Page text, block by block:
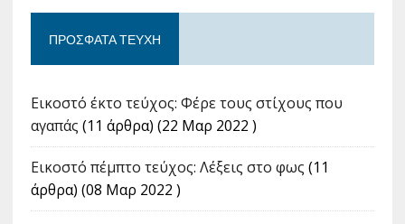
ΠΡΌΣΦΑΤΑ ΤΕΎΧΗ
Εικοστό έκτο τεύχος: Φέρε τους στίχους που
αγαπάς (11 άρθρα) (22 Μαρ 2022 )
Εικοστό πέμπτο τεύχος: Λέξεις στο φως (11
άρθρα) (08 Μαρ 2022 )